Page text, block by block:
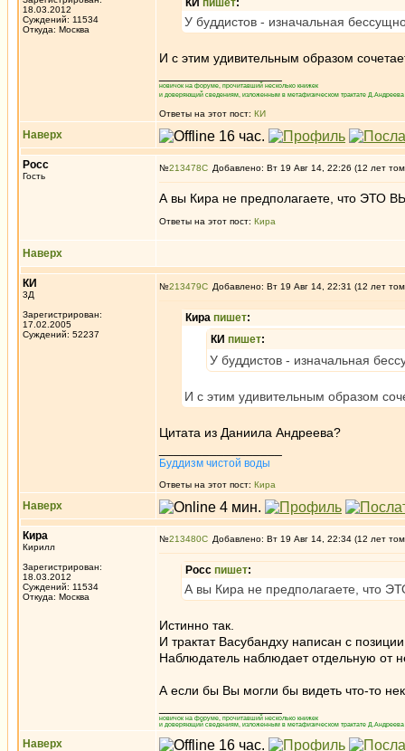
18.03.2012
Суждений: 11534
Откуда: Москва
КИ пишет:
У буддистов - изначальная
И с этим удивительным образом
новичок на форуме, прочитавший несколько книжек
и доверяющий сведениям, изложенным в метафизическом трактате
Ответы на этот пост: КИ
Наверх
Росс
Гость
№213478 Добавлено: Вт 19 Авг 14, 22:26 (12 лет
А вы Кира не предполагаете, что ЭТО
Ответы на этот пост: Кира
Наверх
КИ
3Д
Зарегистрирован:
17.02.2005
Суждений: 52237
№213479 Добавлено: Вт 19 Авг 14, 22:31 (12 лет
Кира пишет:
КИ пишет:
У буддистов - изначальная
И с этим удивительным образом
Цитата из Даниила Андреева?
Буддизм чистой воды
Ответы на этот пост: Кира
Наверх
Кира
Кирилл
Зарегистрирован:
18.03.2012
Суждений: 11534
Откуда: Москва
№213480 Добавлено: Вт 19 Авг 14, 22:34 (12 лет
Росс пишет:
А вы Кира не предполагаете, что
Истинно так.
И трактат Васубандху написан с
Наблюдатель наблюдает отдельную от
А если бы Вы могли бы видеть что-то
новичок на форуме, прочитавший несколько книжек
и доверяющий сведениям, изложенным в метафизическом трактате
Наверх